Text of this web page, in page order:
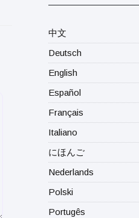
中文
Deutsch
English
Español
Français
Italiano
にほんご
Nederlands
Polski
Portugês